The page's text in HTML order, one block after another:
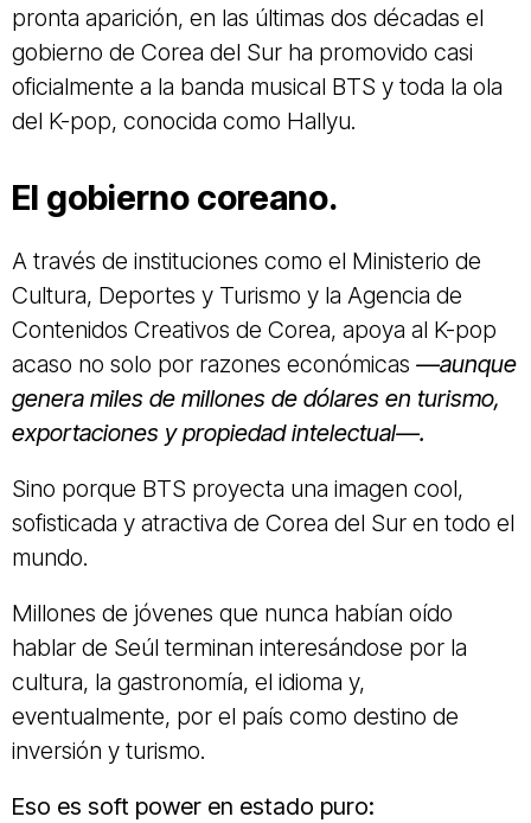
pronta aparición, en las últimas dos décadas el
gobierno de Corea del Sur ha promovido casi
oficialmente a la banda musical BTS y toda la ola
del K-pop, conocida como Hallyu.
El gobierno coreano.
A través de instituciones como el Ministerio de
Cultura, Deportes y Turismo y la Agencia de
Contenidos Creativos de Corea, apoya al K-pop
acaso no solo por razones económicas —aunque
genera miles de millones de dólares en turismo,
exportaciones y propiedad intelectual—.
Sino porque BTS proyecta una imagen cool,
sofisticada y atractiva de Corea del Sur en todo el
mundo.
Millones de jóvenes que nunca habían oído
hablar de Seúl terminan interesándose por la
cultura, la gastronomía, el idioma y,
eventualmente, por el país como destino de
inversión y turismo.
Eso es soft power en estado puro: